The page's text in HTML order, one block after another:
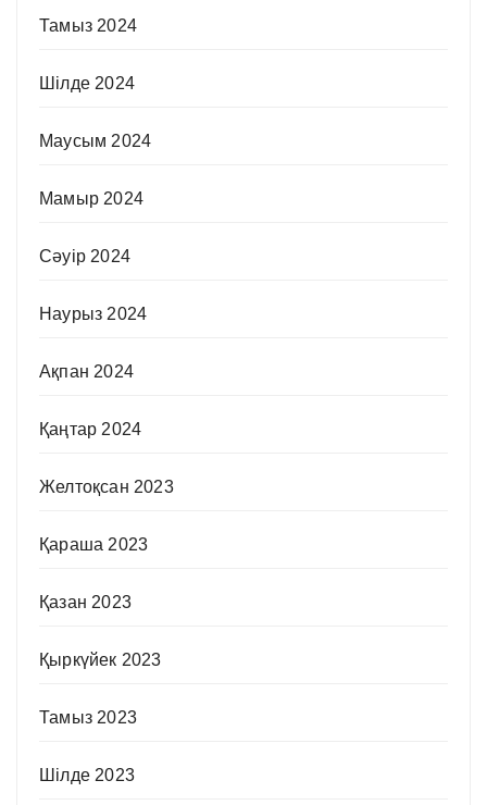
Тамыз 2024
Шілде 2024
Маусым 2024
Мамыр 2024
Сәуір 2024
Наурыз 2024
Ақпан 2024
Қаңтар 2024
Желтоқсан 2023
Қараша 2023
Қазан 2023
Қыркүйек 2023
Тамыз 2023
Шілде 2023